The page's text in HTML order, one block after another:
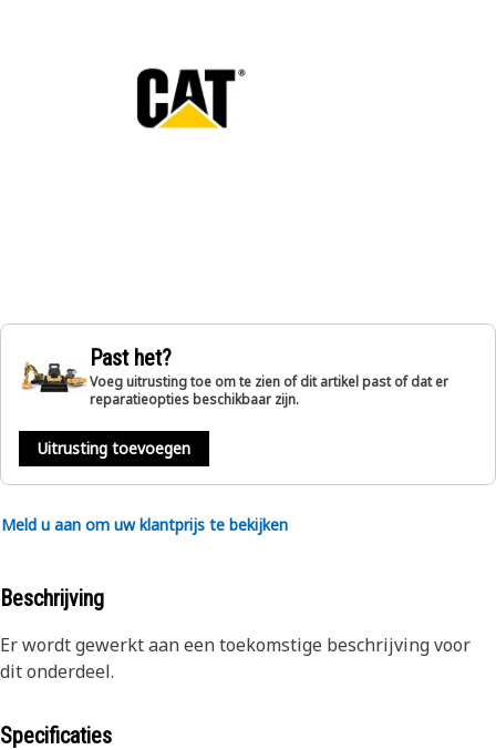
Past het?
Voeg uitrusting toe om te zien of dit artikel past of dat er
reparatieopties beschikbaar zijn.
Uitrusting toevoegen
Meld u aan om uw klantprijs te bekijken
Beschrijving
Er wordt gewerkt aan een toekomstige beschrijving voor
dit onderdeel.
Specificaties